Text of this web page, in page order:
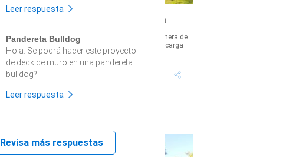
Leer respuesta
Pandereta Bulldog
Hola. Se podrá hacer este proyecto
de deck de muro en una pandereta
bulldog?
Leer respuesta
Revisa más respuestas
Cómo pintar la fachada de una casa
Una fachada continua no sólo determina una manera de
habitar el espacio, sino que también connota una carga
histórica, ya que todas ...
Tiempo proyecto: +10
Horas